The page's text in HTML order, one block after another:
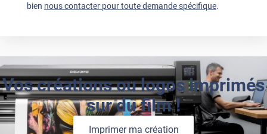
bien nous contacter pour toute demande spécifique.
Vos créations ou logos imprimés
sur du film !
Imprimer ma création